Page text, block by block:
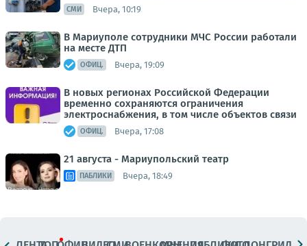
СМИ Вчера, 10:19
В Мариуполе сотрудники МЧС России работали
на месте ДТП
ОФИЦ. Вчера, 19:09
В новых регионах Российской Федерации
временно сохраняются ограничения
электроснабжения, в том числе объектов связи
ОФИЦ. Вчера, 17:08
21 августа - Мариупольский театр
ПАБЛИКИ Вчера, 18:49